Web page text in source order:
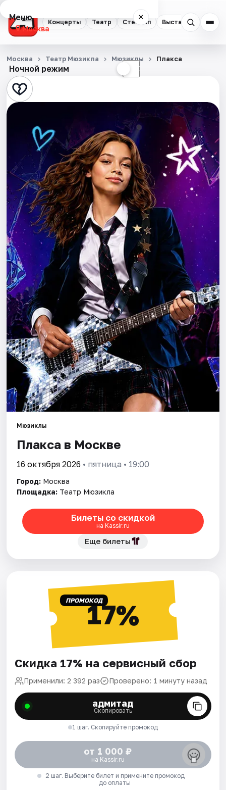
Концерты Театр Стендап Выставки
Меню ×
Москва
Концерты
Театр
Стендап
Выставки
Квесты
Экскурсии
Спорт
События
Города
Площадки
Артисты
Рейтинги
Ночной режим ☾
Москва Театр Мюзикла Мюзиклы Плакса
Мюзиклы
Плакса в Москве
16 октября 2026 • пятница • 19:00
Город: Москва
Площадка: Театр Мюзикла
Билеты со скидкой
на Kassir.ru
Еще билеты
ПРОМОКОД17%
Скидка 17% на сервисный сбор
Применили: 2 392 раз Проверено: 1 минуту назад
адмитад
Скопировать
1 шаг. Скопируйте промокод
от 1 000 ₽
на Kassir.ru
2 шаг. Выберите билет и примените промокод
до оплаты